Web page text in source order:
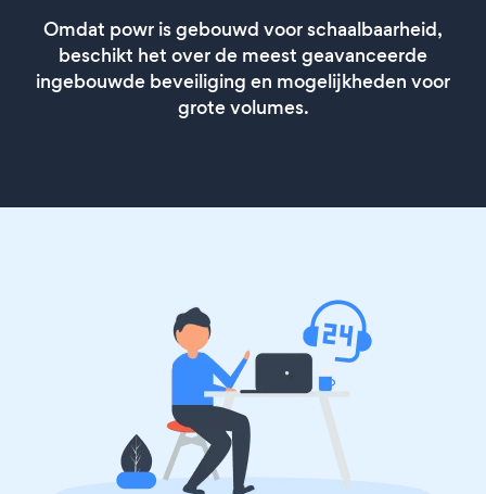
Omdat powr is gebouwd voor schaalbaarheid,
beschikt het over de meest geavanceerde
ingebouwde beveiliging en mogelijkheden voor
grote volumes.